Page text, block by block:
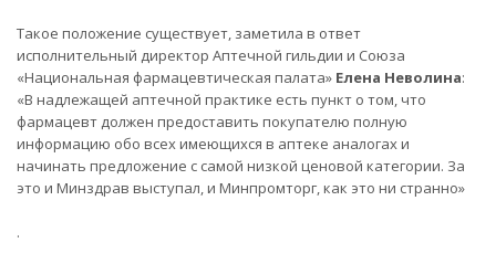
Такое положение существует, заметила в ответ
исполнительный директор Аптечной гильдии и Союза
«Национальная фармацевтическая палата» Елена Неволина:
«В надлежащей аптечной практике есть пункт о том, что
фармацевт должен предоставить покупателю полную
информацию обо всех имеющихся в аптеке аналогах и
начинать предложение с самой низкой ценовой категории. За
это и Минздрав выступал, и Минпромторг, как это ни странно»
.